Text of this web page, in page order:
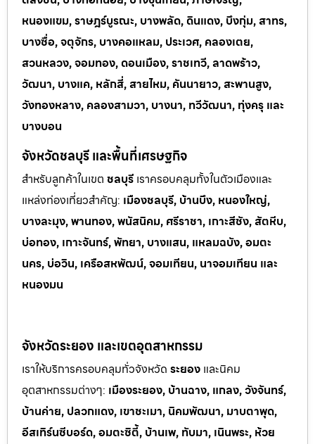
หนองแขม, ราษฎร์บูรณะ, บางพลัด, ดินแดง, บึงกุ่ม, สาทร,
บางซื่อ, จตุจักร, บางคอแหลม, ประเวศ, คลองเตย,
สวนหลวง, จอมทอง, ดอนเมือง, ราชเทวี, ลาดพร้าว,
วัฒนา, บางแค, หลักสี่, สายไหม, คันนายาว, สะพานสูง,
วังทองหลาง, คลองสามวา, บางนา, ทวีวัฒนา, ทุ่งครุ และ
บางบอน
จังหวัดชลบุรี และพื้นที่เศรษฐกิจ
สำหรับลูกค้าในเขต ชลบุรี เราครอบคลุมทั้งในตัวเมืองและ
แหล่งท่องเที่ยวสำคัญ: เมืองชลบุรี, บ้านบึง, หนองใหญ่,
บางละมุง, พานทอง, พนัสนิคม, ศรีราชา, เกาะสีชัง, สัตหีบ,
บ่อทอง, เกาะจันทร์, พัทยา, บางแสน, แหลมฉบัง, อมตะ
นคร, บ่อวิน, เครือสหพัฒน์, จอมเทียน, นาจอมเทียน และ
หนองมน
จังหวัดระยอง และเขตอุตสาหกรรม
เราให้บริการครอบคลุมทั่วจังหวัด ระยอง และนิคม
อุตสาหกรรมต่างๆ: เมืองระยอง, บ้านฉาง, แกลง, วังจันทร์,
บ้านค่าย, ปลวกแดง, เขาชะเมา, นิคมพัฒนา, มาบตาพุด,
อีสเทิร์นซีบอร์ด, อมตะซิตี้, บ้านเพ, ทับมา, เนินพระ, ห้วย